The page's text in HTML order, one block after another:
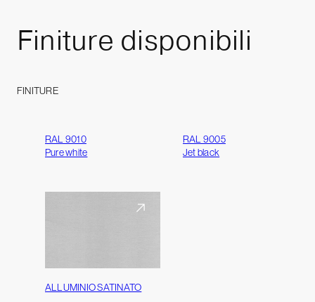
Finiture disponibili
FINITURE
RAL 9010
Pure white
RAL 9005
Jet black
ALLUMINIO SATINATO